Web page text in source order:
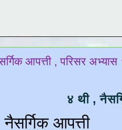
आपत्ती , परिसर अभ्यास
४ थी ,